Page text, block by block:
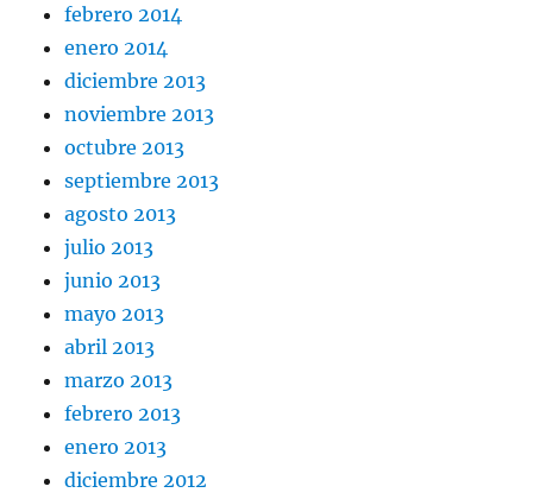
febrero 2014
enero 2014
diciembre 2013
noviembre 2013
octubre 2013
septiembre 2013
agosto 2013
julio 2013
junio 2013
mayo 2013
abril 2013
marzo 2013
febrero 2013
enero 2013
diciembre 2012